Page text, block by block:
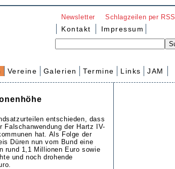
Newsletter Schlagzeilen per RSS
Kontakt Impressum
Vereine Galerien Termine Links JAM
entschieden, dass
der Hartz IV-
hat. Als Folge der
Düren nun vom Bund eine
rund 1,1 Millionen Euro sowie
und noch drohende